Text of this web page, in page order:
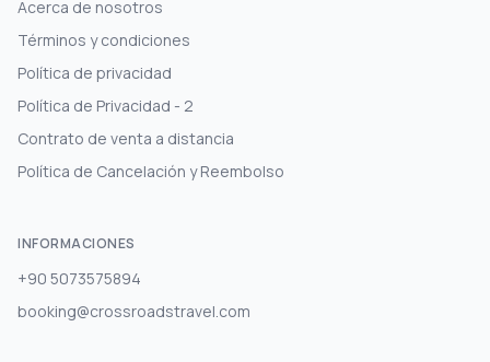
Acerca de nosotros
Términos y condiciones
Política de privacidad
Política de Privacidad - 2
Contrato de venta a distancia
Política de Cancelación y Reembolso
INFORMACIONES
+90 5073575894
booking@crossroadstravel.com